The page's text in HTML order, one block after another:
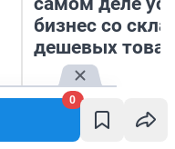
0
бизнес со
дешевых
Открыла
деньги